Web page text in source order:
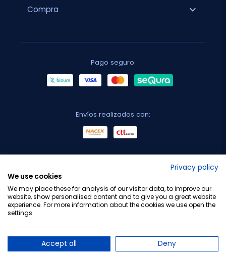
Compra expand_more
Pago seguro:
Envíos realizados con:
Privacy policy
We use cookies
We may place these for analysis of our visitor data, to improve our
website, show personalised content and to give you a great website
experience. For more information about the cookies we use open the
settings.
Accept all Deny